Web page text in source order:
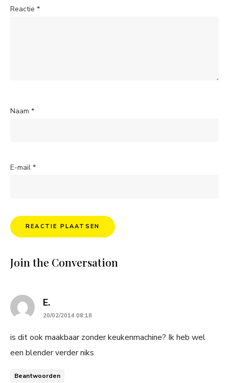
Reactie *
Naam *
E-mail *
Join the Conversation
E.says:
20/02/2014 08:18
is dit ook maakbaar zonder keukenmachine? Ik heb wel
een blender verder niks
Beantwoorden